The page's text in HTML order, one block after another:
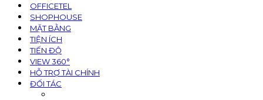
OFFICETEL
SHOPHOUSE
MẶT BẰNG
TIỆN ÍCH
TIẾN ĐỘ
VIEW 360°
HỖ TRỢ TÀI CHÍNH
ĐỐI TÁC